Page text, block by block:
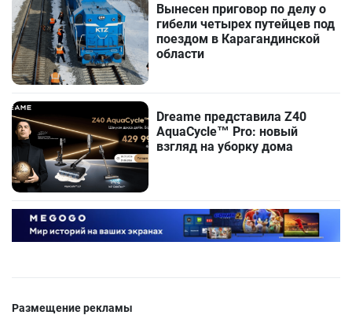
Вынесен приговор по делу о
гибели четырех путейцев под
поездом в Карагандинской
области
Dreame представила Z40
AquaCycle™ Pro: новый
взгляд на уборку дома
Размещение рекламы